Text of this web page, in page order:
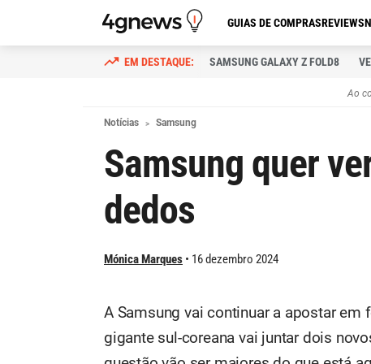
GUIAS DE COMPRASREVIEWS
SAMSUNG GALAXY Z FOLD8
Ao
Notícias Samsung
Samsung quer
dedos
Mónica Marques 16 dezembro 2024
A Samsung vai continuar a apostar em
gigante sul-coreana vai juntar dois